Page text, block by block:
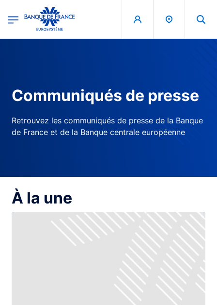
Banque de France - Menu Principal
Communiqués de presse
Retrouvez les communiqués de presse de la Banque
de France et de la Banque centrale européenne
À la une